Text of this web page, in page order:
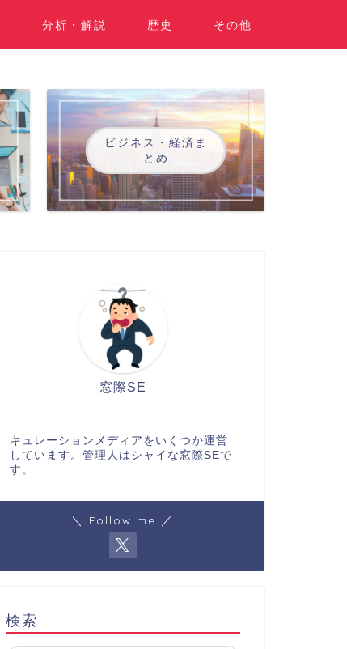
分析・解説 歴史 その他
ビジネス・経済ま
とめ
窓際SE
キュレーションメディアをいくつか運営
しています。管理人はシャイな窓際SEで
す。
＼ Follow me ／
検索